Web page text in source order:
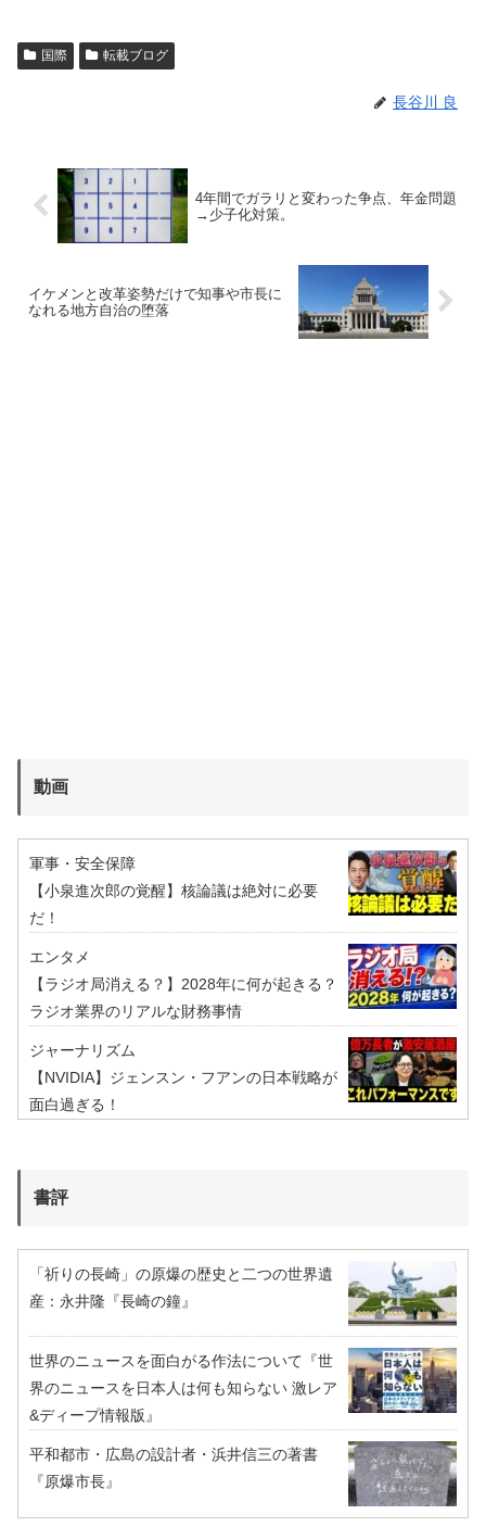
国際 転載ブログ
長谷川 良
4年間でガラリと変わった争点、年金問題
→少子化対策。
イケメンと改革姿勢だけで知事や市長に
なれる地方自治の堕落
動画
軍事・安全保障
【小泉進次郎の覚醒】核論議は絶対に必要
だ！
エンタメ
【ラジオ局消える？】2028年に何が起きる？
ラジオ業界のリアルな財務事情
ジャーナリズム
【NVIDIA】ジェンスン・フアンの日本戦略が
面白過ぎる！
書評
「祈りの長崎」の原爆の歴史と二つの世界遺
産：永井隆『長崎の鐘』
世界のニュースを面白がる作法について『世
界のニュースを日本人は何も知らない 激レア
&ディープ情報版』
平和都市・広島の設計者・浜井信三の著書
『原爆市長』